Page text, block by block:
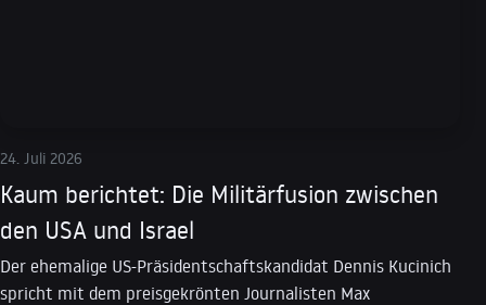
24. Juli 2026
Kaum berichtet: Die Militärfusion zwischen
den USA und Israel
Der ehemalige US-Präsidentschaftskandidat Dennis Kucinich
spricht mit dem preisgekrönten Journalisten Max